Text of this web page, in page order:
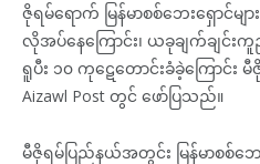
ဇိုရမ်ရောက် မြန်မာစစ်ဘေးရှော
လိုအပ်နေကြောင်း၊ ယခုချက်ချင်
ရူပီး ၁၀ ကုဋေတောင်းခံခဲ့ကြောင်း
Aizawl Post တွင် ဖော်ပြသည်။
မီဇိုရမ်ပြည်နယ်အတွင်း မြန်မာစစ်ဘေး